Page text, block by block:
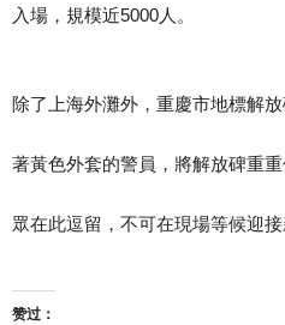
入場，規模近5000人。
除了上海外灘外，重慶市地標解
著黃色外套的警員，將解放碑重
眾在此逗留，不可在現場等候迎接
赞过：